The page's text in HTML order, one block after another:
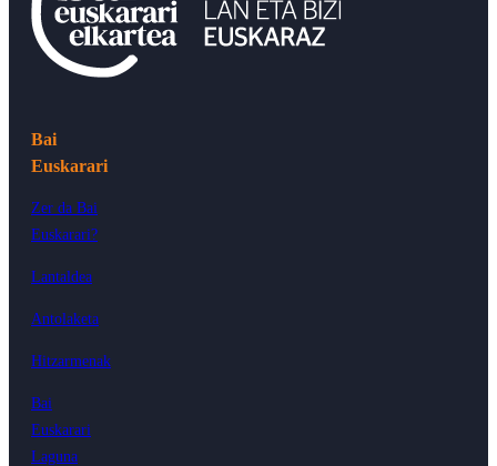
Bai
Euskarari
Zer da Bai
Euskarari?
Lantaldea
Antolaketa
Hitzarmenak
Bai
Euskarari
Laguna